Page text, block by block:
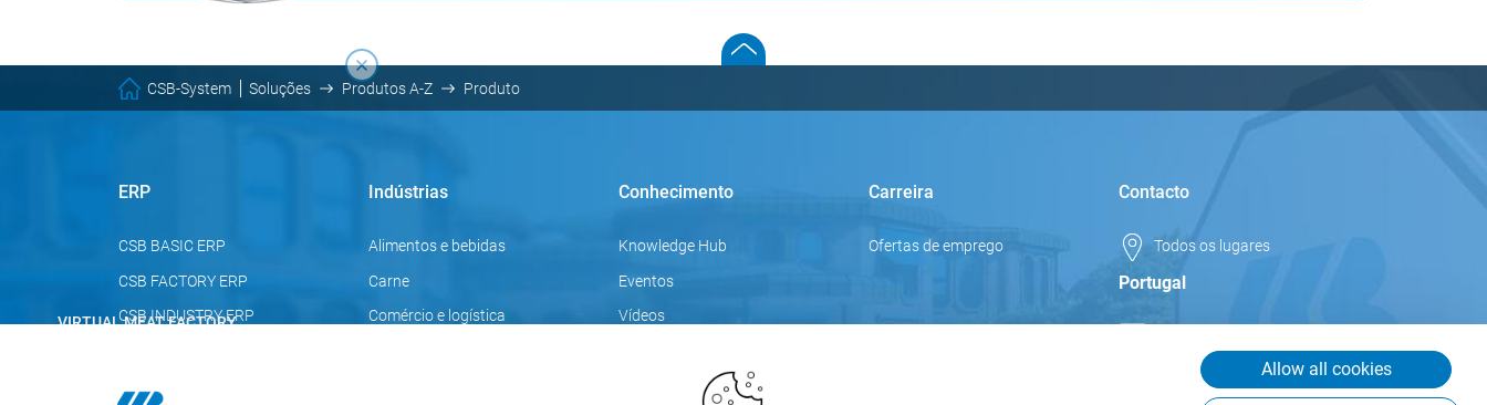
Allow all cookies
CSB-System Soluções Produtos A-Z Produto
ERP
CSB BASIC ERP
CSB FACTORY ERP
CSB INDUSTRY ERP
Indústrias
Alimentos e bebidas
Carne
Comércio e logística
Conhecimento
Knowledge Hub
Eventos
Vídeos
Carreira
Ofertas de emprego
Contacto
Todos os lugares
Portugal
+351 252 166 942
VIRTUAL MEAT FACTORY
Processos de